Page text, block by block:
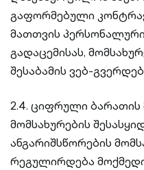
გაფორმებული
მათთვის
გადაცემისას,
შესაბამის ვებ-
2.4. ციფრული ბარათის
მომსახურების
ანგარიშსწორების
რეგულირდება